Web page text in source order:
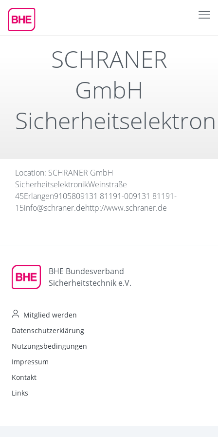
SCHRANER
GmbH
Location: SCHRANER GmbH
SicherheitselektronikWeinstraße
45Erlangen9105809131 81191-009131 81191-
15info@schraner.dehttp://www.schraner.de
BHE Bundesverband
Sicherheitstechnik e.V.
Mitglied werden
Datenschutzerklärung
Nutzungsbedingungen
Impressum
Kontakt
Links